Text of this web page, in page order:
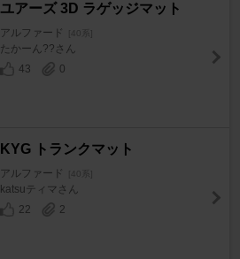
ユアーズ 3D ラゲッジマット
アルファード [40系]
たかーん??さん
43
0
KYG トランクマット
アルファード [40系]
katsuティマさん
22
2